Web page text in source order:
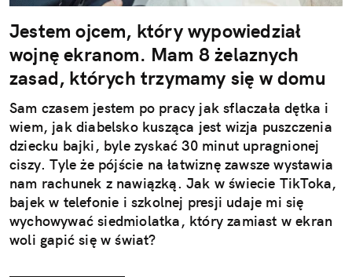
Jestem ojcem, który wypowiedział
wojnę ekranom. Mam 8 żelaznych
zasad, których trzymamy się w domu
Sam czasem jestem po pracy jak sflaczała dętka i
wiem, jak diabelsko kusząca jest wizja puszczenia
dziecku bajki, byle zyskać 30 minut upragnionej
ciszy. Tyle że pójście na łatwiznę zawsze wystawia
nam rachunek z nawiązką. Jak w świecie TikToka,
bajek w telefonie i szkolnej presji udaje mi się
wychowywać siedmiolatka, który zamiast w ekran
woli gapić się w świat?